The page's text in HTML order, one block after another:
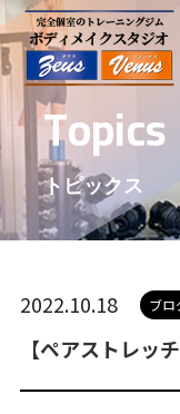
Topics
トピックス
【ペアストレッ
2022.10.18 ブロ